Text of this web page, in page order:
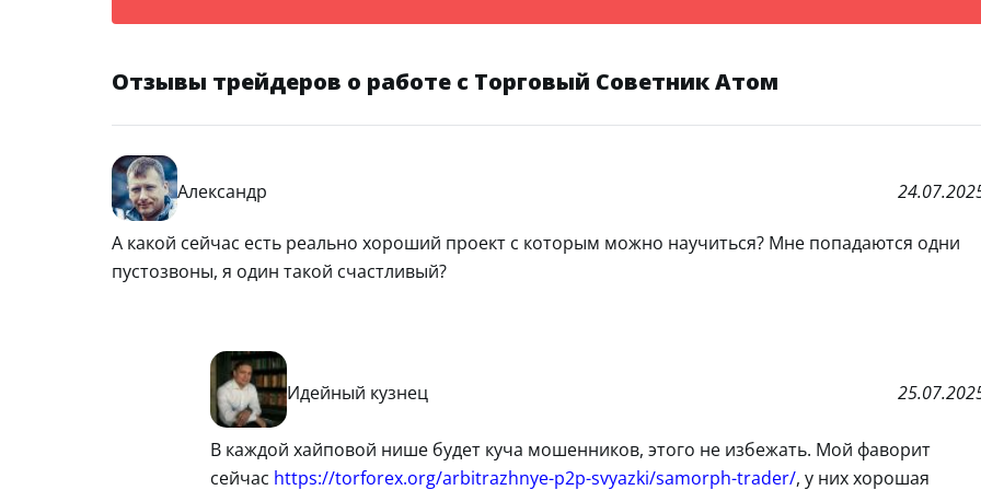
Отзывы трейдеров о работе с Торговый Советник Атом
Александр
А какой сейчас есть реально хороший проект с которым можно научиться? Мне попадаются одни
пустозвоны, я один такой счастливый?
Идейный кузнец
В каждой хайповой нише будет куча мошенников, этого не избежать. Мой фаворит
сейчас https://torforex.org/arbitrazhnye-p2p-svyazki/samorph-trader/, у них хорошая